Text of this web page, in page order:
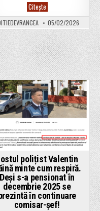
CiteșteTensiuni
la
Păunești.
Fostul
consilier
local
Robert
Ignat
cere
demisia
consilierilor
AUR
care
au
susținut
majorarea
taxelor
locale
05/02/2026
Posted
in
polițist Valentin
minte cum respiră.
Deși s-a pensionat în
decembrie 2025 se
în continuare
comisar-șef!